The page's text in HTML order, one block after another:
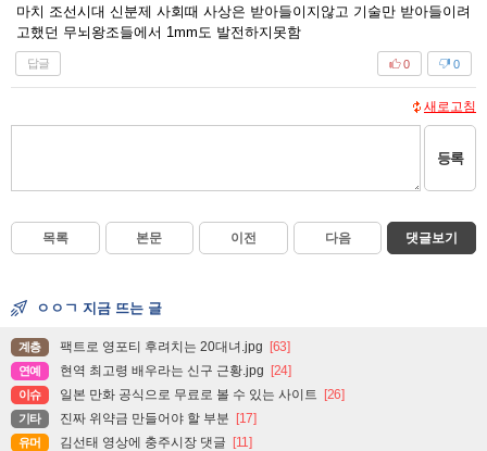
마치 조선시대 신분제 사회때 사상은 받아들이지않고 기술만 받아들이려
고했던 무뇌왕조들에서 1mm도 발전하지못함
답글 0
0
새로고침
등록
목록 본문 이전 다음 댓글보기
ㅇㅇㄱ 지금 뜨는 글
계층 팩트로 영포티 후려치는 20대녀.jpg [63]
연예 현역 최고령 배우라는 신구 근황.jpg [24]
이슈 일본 만화 공식으로 무료로 볼 수 있는 사이트 [26]
기타 진짜 위약금 만들어야 할 부분 [17]
유머 김선태 영상에 충주시장 댓글 [11]